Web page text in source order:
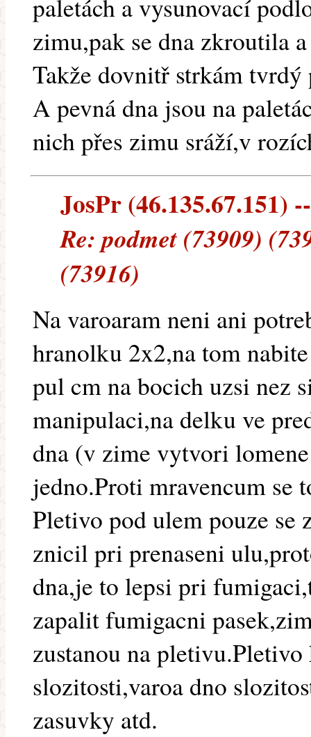
paletách a vysunovací
zimu,pak se dna zkroutila
Takže dovnitř strkám tvrdý
A pevná dna jsou na
nich přes zimu sráží,v
JosPr (46.135.67.151)
Re: podmet (73909)
(73916)
Na varoaram neni ani
hranolku 2x2,na tom
pul cm na bocich uzsi nez
manipulaci,na delku ve
dna (v zime vytvori
jedno.Proti mravencum se
Pletivo pod ulem pouze se
znicil pri prenaseni
dna,je to lepsi pri
zapalit fumigacni
zustanou na
slozitosti,varoa dno
zasuvky atd.